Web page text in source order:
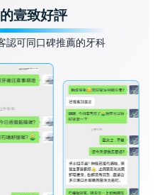
壹致好評
認可同口碑推薦的牙科